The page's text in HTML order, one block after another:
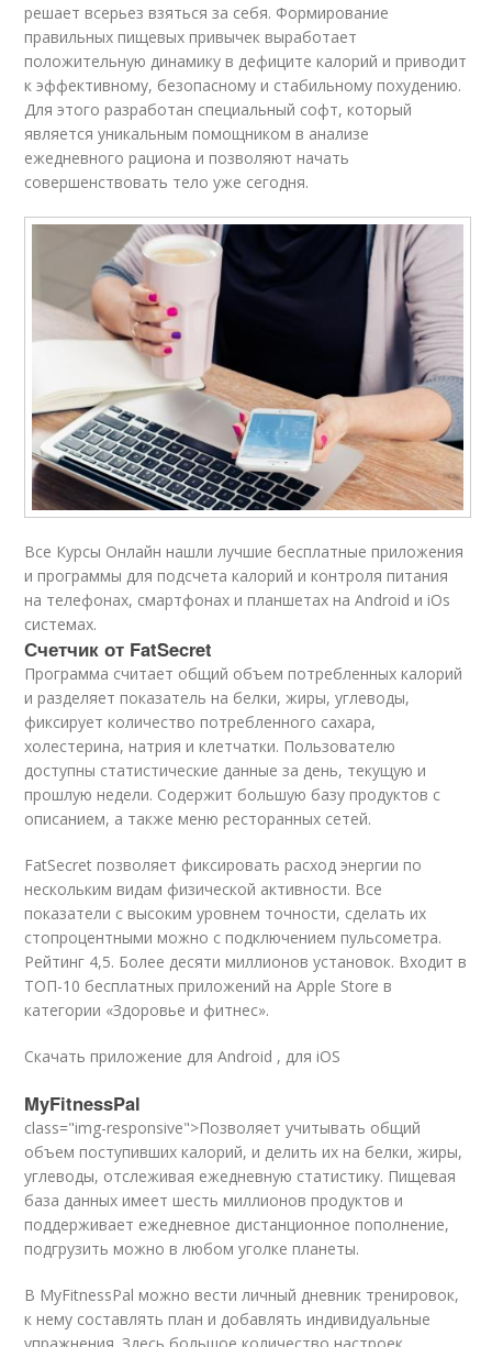
решает всерьез взяться за себя. Формирование
правильных пищевых привычек выработает
положительную динамику в дефиците калорий и приводит
к эффективному, безопасному и стабильному похудению.
Для этого разработан специальный софт, который
является уникальным помощником в анализе
ежедневного рациона и позволяют начать
совершенствовать тело уже сегодня.
Все Курсы Онлайн нашли лучшие бесплатные приложения
и программы для подсчета калорий и контроля питания
на телефонах, смартфонах и планшетах на Android и iOs
системах.
Счетчик от FatSecret
Программа считает общий объем потребленных калорий
и разделяет показатель на белки, жиры, углеводы,
фиксирует количество потребленного сахара,
холестерина, натрия и клетчатки. Пользователю
доступны статистические данные за день, текущую и
прошлую недели. Содержит большую базу продуктов с
описанием, а также меню ресторанных сетей.
FatSecret позволяет фиксировать расход энергии по
нескольким видам физической активности. Все
показатели с высоким уровнем точности, сделать их
стопроцентными можно с подключением пульсометра.
Рейтинг 4,5. Более десяти миллионов установок. Входит в
ТОП-10 бесплатных приложений на Apple Store в
категории «Здоровье и фитнес».
Скачать приложение для Android , для iOS
MyFitnessPal
class="img-responsive">Позволяет учитывать общий
объем поступивших калорий, и делить их на белки, жиры,
углеводы, отслеживая ежедневную статистику. Пищевая
база данных имеет шесть миллионов продуктов и
поддерживает ежедневное дистанционное пополнение,
подгрузить можно в любом уголке планеты.
В MyFitnessPal можно вести личный дневник тренировок,
к нему составлять план и добавлять индивидуальные